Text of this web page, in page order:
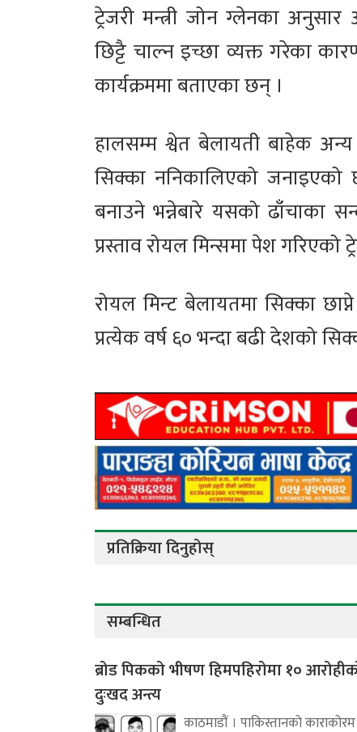
ट्रेजरी मन्त्री जोन ग्लेनका
छिट्टै चाल्न इच्छा व्यक्त गरेका
कार्यक्रममा बताएका छन् ।
हालसम्म श्वेत बेलायती बाहेक
सिक्का ननिकालिएको जनाइएको
बनाउने भन्नेबारे यसको ढाँचाका
प्रस्ताव रोयल मिन्समा पेश गरिएको
रोयल मिन्ट बेलायतमा सिक्का
प्रत्येक वर्ष ६० भन्दा बढी देशको
प्रतिक्रिया दिनुहोस्
सम्बन्धित
ब्रोड पिकको भीषण हिमपहिरोमा १०
दुःखद अन्त्य
काठमाडौं । पाकिस्तानको काराकोरम